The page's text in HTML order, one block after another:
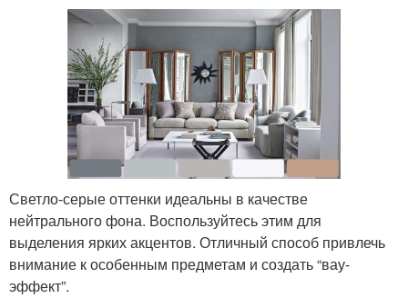
Светло-серые оттенки идеальны в качестве
нейтрального фона. Воспользуйтесь этим для
выделения ярких акцентов. Отличный способ привлечь
внимание к особенным предметам и создать “вау-
эффект”.